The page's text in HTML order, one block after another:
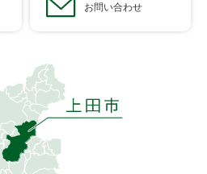
お問い合わせ